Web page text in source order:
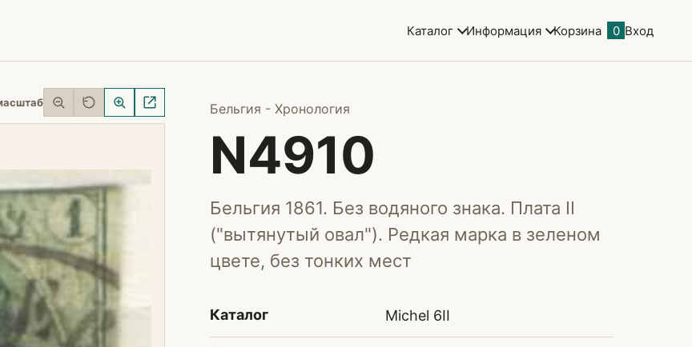
Каталог Информация Корзина 0 Вход
Бельгия - Хронология
N4910
Бельгия 1861. Без водяного знака. Плата II
("вытянутый овал"). Редкая марка в зеленом
цвете, без тонких мест
Каталог Michel 6II